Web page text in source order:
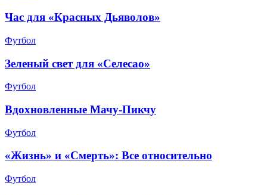
Час для «Красных Дьяволов»
Футбол
Зеленый свет для «Селесао»
Футбол
Вдохновленные Мачу-Пикчу
Футбол
«Жизнь» и «Смерть»: Все относительно
Футбол